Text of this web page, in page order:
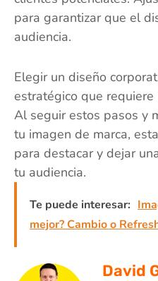
para garantizar que el
audiencia.
Elegir un diseño
estratégico que
Al seguir estos pasos y
tu imagen de marca,
para destacar y dejar
tu audiencia.
Te puede interesar:
mejor? Cambio o
David